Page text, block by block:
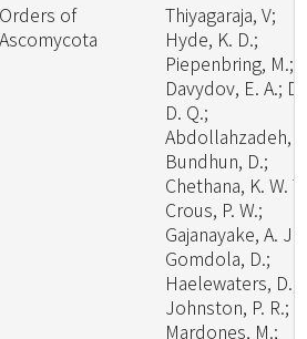
Orders of
Ascomycota
Thiyagaraja, V;
Hyde, K. D.;
Piepenbring, M.;
Davydov, E. A.;
D. Q.;
Abdollahzadeh,
Bundhun, D.;
Chethana, K. W.
Crous, P. W.;
Gajanayake, A. J.;
Gomdola, D.;
Haelewaters, D.;
Johnston, P. R.;
Mardones, M.;